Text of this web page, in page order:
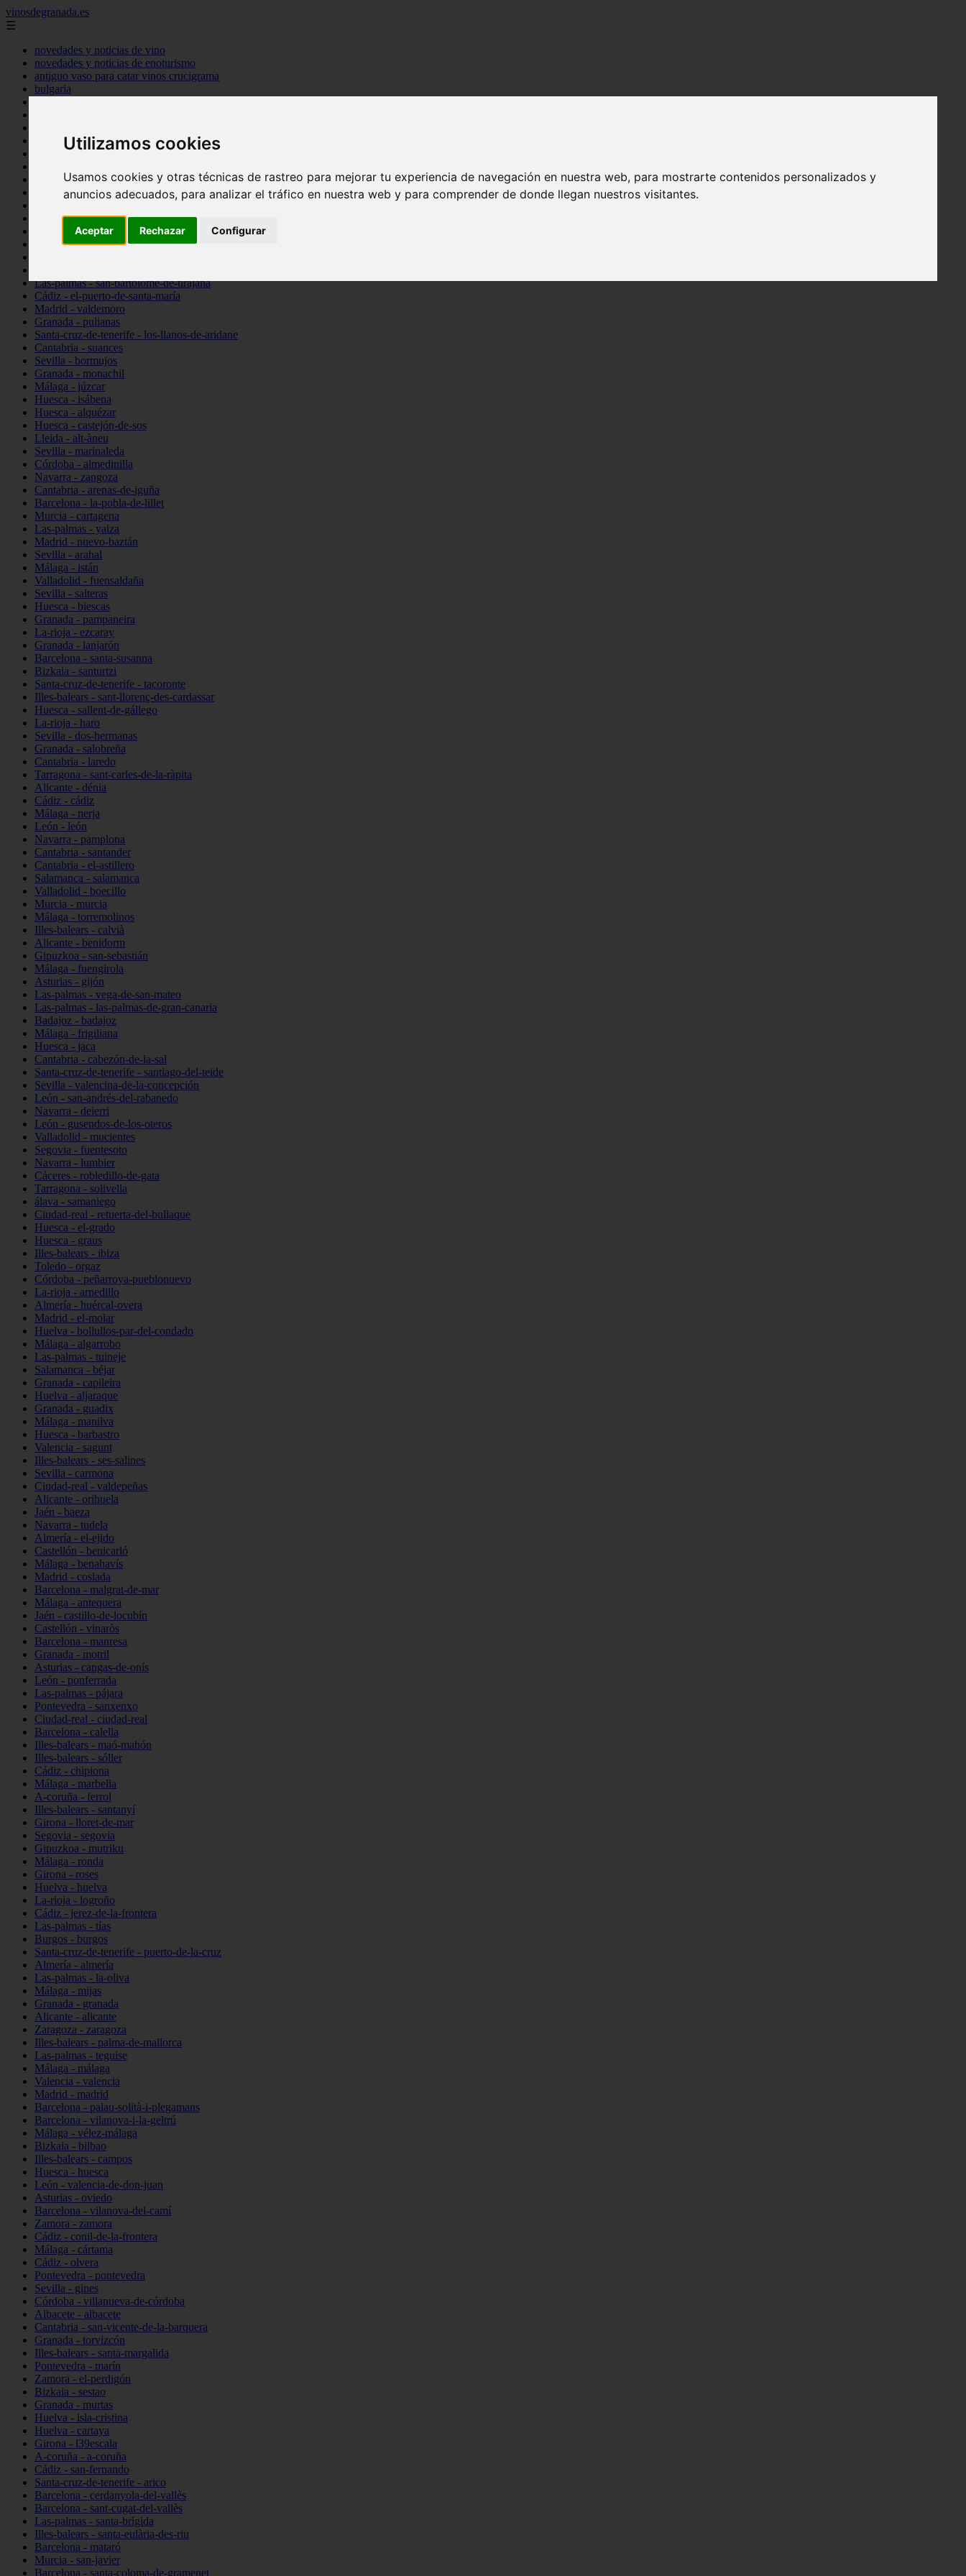
Utilizamos cookies
Usamos cookies y otras técnicas de rastreo para mejorar tu experiencia de navegación en nuestra web, para mostrarte contenidos personalizados y
anuncios adecuados, para analizar el tráfico en nuestra web y para comprender de donde llegan nuestros visitantes.
Aceptar Rechazar Configurar
vinosdegranada.es
☰
novedades y noticias de vino
novedades y noticias de enoturismo
antiguo vaso para catar vinos crucigrama
bulgaria
Córdoba - córdoba
Barcelona - barcelona
Ciudad-real - montiel
Santa-cruz-de-tenerife - guía-de-isora
La-rioja - casalarreina
Almería - roquetas-de-mar
Madrid - pozuelo-de-alarcón
Las-palmas - san-bartolomé-de-tirajana
Cádiz - el-puerto-de-santa-maría
Madrid - valdemoro
Granada - pulianas
Santa-cruz-de-tenerife - los-llanos-de-aridane
Cantabria - suances
Sevilla - bormujos
Granada - monachil
Málaga - júzcar
Huesca - isábena
Huesca - alquézar
Huesca - castejón-de-sos
Lleida - alt-àneu
Sevilla - marinaleda
Córdoba - almedinilla
Navarra - zangoza
Cantabria - arenas-de-iguña
Barcelona - la-pobla-de-lillet
Murcia - cartagena
Las-palmas - yaiza
Madrid - nuevo-baztán
Sevilla - arahal
Málaga - istán
Valladolid - fuensaldaña
Sevilla - salteras
Huesca - biescas
Granada - pampaneira
La-rioja - ezcaray
Granada - lanjarón
Barcelona - santa-susanna
Bizkaia - santurtzi
Santa-cruz-de-tenerife - tacoronte
Illes-balears - sant-llorenç-des-cardassar
Huesca - sallent-de-gállego
La-rioja - haro
Sevilla - dos-hermanas
Granada - salobreña
Cantabria - laredo
Tarragona - sant-carles-de-la-ràpita
Alicante - dénia
Cádiz - cádiz
Málaga - nerja
León - león
Navarra - pamplona
Cantabria - santander
Cantabria - el-astillero
Salamanca - salamanca
Valladolid - boecillo
Murcia - murcia
Málaga - torremolinos
Illes-balears - calvià
Alicante - benidorm
Gipuzkoa - san-sebastián
Málaga - fuengirola
Asturias - gijón
Las-palmas - vega-de-san-mateo
Las-palmas - las-palmas-de-gran-canaria
Badajoz - badajoz
Málaga - frigiliana
Huesca - jaca
Cantabria - cabezón-de-la-sal
Santa-cruz-de-tenerife - santiago-del-teide
Sevilla - valencina-de-la-concepción
León - san-andrés-del-rabanedo
Navarra - deierri
León - gusendos-de-los-oteros
Valladolid - mucientes
Segovia - fuentesoto
Navarra - lumbier
Cáceres - robledillo-de-gata
Tarragona - solivella
álava - samaniego
Ciudad-real - retuerta-del-bullaque
Huesca - el-grado
Huesca - graus
Illes-balears - ibiza
Toledo - orgaz
Córdoba - peñarroya-pueblonuevo
La-rioja - arnedillo
Almería - huércal-overa
Madrid - el-molar
Huelva - bollullos-par-del-condado
Málaga - algarrobo
Las-palmas - tuineje
Salamanca - béjar
Granada - capileira
Huelva - aljaraque
Granada - guadix
Málaga - manilva
Huesca - barbastro
Valencia - sagunt
Illes-balears - ses-salines
Sevilla - carmona
Ciudad-real - valdepeñas
Alicante - orihuela
Jaén - baeza
Navarra - tudela
Almería - el-ejido
Castellón - benicarló
Málaga - benahavís
Madrid - coslada
Barcelona - malgrat-de-mar
Málaga - antequera
Jaén - castillo-de-locubín
Castellón - vinaròs
Barcelona - manresa
Granada - motril
Asturias - cangas-de-onís
León - ponferrada
Las-palmas - pájara
Pontevedra - sanxenxo
Ciudad-real - ciudad-real
Barcelona - calella
Illes-balears - maó-mahón
Illes-balears - sóller
Cádiz - chipiona
Málaga - marbella
A-coruña - ferrol
Illes-balears - santanyí
Girona - lloret-de-mar
Segovia - segovia
Gipuzkoa - mutriku
Málaga - ronda
Girona - roses
Huelva - huelva
La-rioja - logroño
Cádiz - jerez-de-la-frontera
Las-palmas - tías
Burgos - burgos
Santa-cruz-de-tenerife - puerto-de-la-cruz
Almería - almería
Las-palmas - la-oliva
Málaga - mijas
Granada - granada
Alicante - alicante
Zaragoza - zaragoza
Illes-balears - palma-de-mallorca
Las-palmas - teguise
Málaga - málaga
Valencia - valencia
Madrid - madrid
Barcelona - palau-solità-i-plegamans
Barcelona - vilanova-i-la-geltrú
Málaga - vélez-málaga
Bizkaia - bilbao
Illes-balears - campos
Huesca - huesca
León - valencia-de-don-juan
Asturias - oviedo
Barcelona - vilanova-del-camí
Zamora - zamora
Cádiz - conil-de-la-frontera
Málaga - cártama
Cádiz - olvera
Pontevedra - pontevedra
Sevilla - gines
Córdoba - villanueva-de-córdoba
Albacete - albacete
Cantabria - san-vicente-de-la-barquera
Granada - torvizcón
Illes-balears - santa-margalida
Pontevedra - marín
Zamora - el-perdigón
Bizkaia - sestao
Granada - murtas
Huelva - isla-cristina
Huelva - cartaya
Girona - l39escala
A-coruña - a-coruña
Cádiz - san-fernando
Santa-cruz-de-tenerife - arico
Barcelona - cerdanyola-del-vallès
Barcelona - sant-cugat-del-vallès
Las-palmas - santa-brígida
Illes-balears - santa-eulària-des-riu
Barcelona - mataró
Murcia - san-javier
Barcelona - santa-coloma-de-gramenet